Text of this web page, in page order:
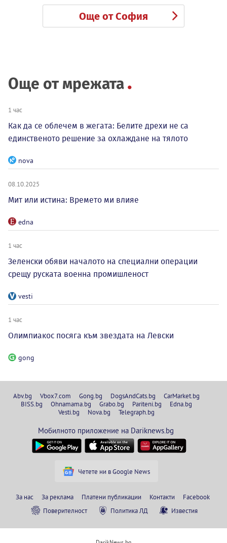
Още от София
Още от мрежата
1 час
Как да се облечем в жегата: Белите дрехи не са
единственото решение за охлаждане на тялото
nova
08.10.2025
Мит или истина: Времето ми влияе
edna
1 час
Зеленски обяви началото на специални операции
срещу руската военна промишленост
vesti
1 час
Олимпиакос посяга към звездата на Левски
gong
Abv.bg Vbox7.com Gong.bg DogsAndCats.bg
CarMarket.bg
BISS.bg
Ohnamama.bg Grabo.bg Pariteni.bg
Edna.bg
Vesti.bg
Nova.bg Telegraph.bg
Мобилното приложение на Dariknews.bg
Четете ни в Google News
За нас За реклама Платени публикации Контакти
Facebook
Поверителност
Политика ЛД Известия